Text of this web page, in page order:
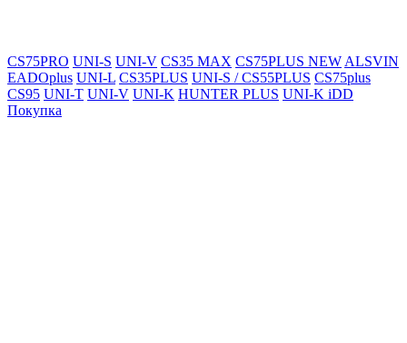
CS75PRO UNI-S UNI-V CS35 MAX CS75PLUS NEW ALSVIN
EADOplus UNI-L CS35PLUS UNI-S / CS55PLUS CS75plus
CS95 UNI-T UNI-V UNI-K HUNTER PLUS UNI-K iDD
Покупка